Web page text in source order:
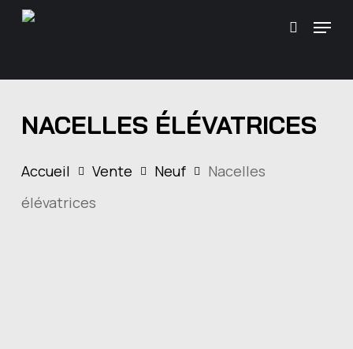
Skip
Menu
NACELLES ÉLÉVATRICES
Accueil Vente Neuf
Nacelles
élévatrices